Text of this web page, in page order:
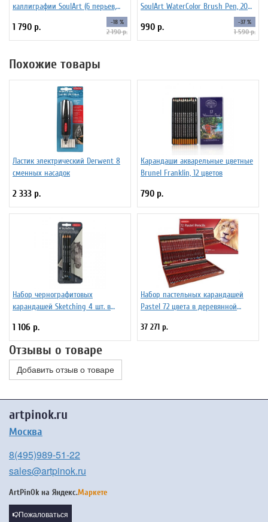
каллиграфии SoulArt (6 перьев,
1 790 р. -18 %
2 190 р.
SoulArt WaterColor Brush Pen, 20
990 р. -37 %
1 590 р.
Похожие товары
Ластик электрический Derwent 8
сменных насадок
2 333 р.
Карандаши акварельные цветные
Brunel Franklin, 12 цветов
790 р.
Набор чернографитовых
карандашей Sketching 4 шт. в
1 106 р.
Набор пастельных карандашей
Pastel 72 цвета в деревянной
37 271 р.
Отзывы о товаре
Добавить отзыв о товаре
artpinok.ru
Москва
8(495)989-51-22
sales@artpinok.ru
ArtPinOk на Яндекс.Маркете
Пожаловаться